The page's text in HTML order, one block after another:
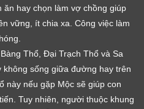
hay chọn làm vợ chồng giúp
vững, ít chia xa. Công việc làm
Thổ, Đại Trạch Thổ và Sa
sống giữa đường hay trên
này nếu gặp Mộc sẽ giúp con
Tuy nhiên, người thuộc khung